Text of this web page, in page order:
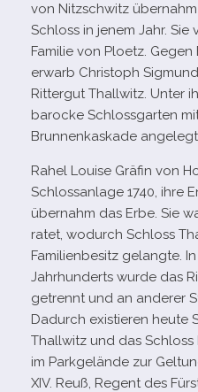
von Nitzschwitz
Schloss in jenem Jahr.
Familie von Ploetz. Gegen
erwarb Christoph
Rittergut Thallwitz. Unter
baro­cke Schlossgarten
Brunnenkaskade
Rahel Louise Gräfin von
Schlossanlage 1740, ihre
über­nahm das Erbe. Sie
ra­tet, wodurch Schloss
Familienbesitz gelangte.
Jahrhunderts wurde das
getrennt und an ande­rer
Dadurch exis­tie­ren heute
Thallwitz und das
im Parkgelände zur
XIV. Reuß, Regent des